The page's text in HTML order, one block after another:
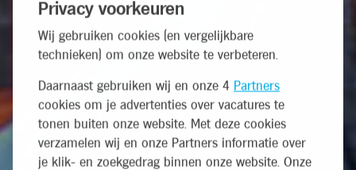
Privacy voorkeuren
Wij gebruiken cookies (en vergelijkbare
technieken) om onze website te verbeteren.
Daarnaast gebruiken wij en onze 4 Partners
cookies om je advertenties over vacatures te
tonen buiten onze website. Met deze cookies
verzamelen wij en onze Partners informatie over
je klik- en zoekgedrag binnen onze website. Onze